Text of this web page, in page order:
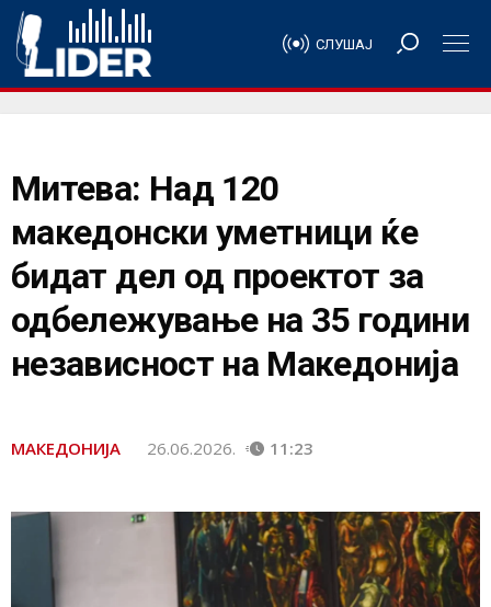
СЛУШАЈ
Митева: Над 120
македонски уметници ќе
бидат дел од проектот за
одбележување на 35 години
независност на Македонија
МАКЕДОНИЈА 26.06.2026. 11:23